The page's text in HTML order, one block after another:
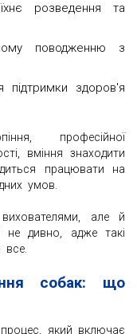
розведення та
поводженню з
підтримки здоров'я
професійної
вміння знаходити
працювати на
умов.
але й
не дивно, адже такі
все.
собак: що
який включає